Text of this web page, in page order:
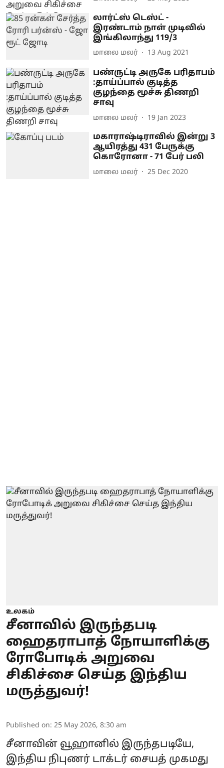
லார்ட்ஸ் டெஸ்ட் -
இரண்டாம் நாள் முடிவில்
இங்கிலாந்து 119/3
மாலை மலர் 13 Aug 2021
பண்ருட்டி அருகே பரிதாபம்
:தாய்ப்பால் குடித்த
குழந்தை மூச்சு திணறி
சாவு
மாலை மலர் 19 Jan 2023
மகாராஷ்டிராவில் இன்று 3
ஆயிரத்து 431 பேருக்கு
கொரோனா - 71 பேர் பலி
மாலை மலர் 25 Dec 2020
உலகம்
சீனாவில் இருந்தபடி
ஹைதராபாத் நோயாளிக்கு
ரோபோடிக் அறுவை
சிகிச்சை செய்த இந்திய
மருத்துவர்!
Published on: 25 May 2026, 8:30 am
சீனாவின் வூஹானில் இருந்தபடியே,
இந்திய நிபுணர் டாக்டர் சையத் முகமது